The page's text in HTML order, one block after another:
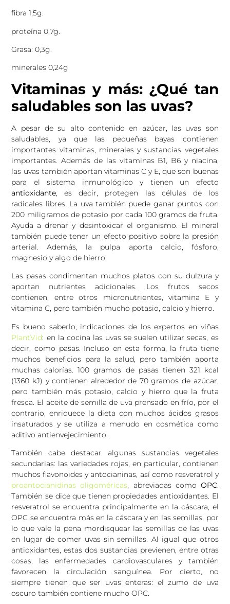
fibra 1,5g.
proteína 0,7g.
Grasa: 0,3g.
minerales 0,24g
Vitaminas y más: ¿Qué tan
saludables son las uvas?
A pesar de su alto contenido en azúcar, las uvas son
saludables, ya que las pequeñas bayas contienen
importantes vitaminas, minerales y sustancias vegetales
importantes. Además de las vitaminas B1, B6 y niacina,
las uvas también aportan vitaminas C y E, que son buenas
para el sistema inmunológico y tienen un efecto
antioxidante, es decir, protegen las células de los
radicales libres. La uva también puede ganar puntos con
200 miligramos de potasio por cada 100 gramos de fruta.
Ayuda a drenar y desintoxicar el organismo. El mineral
también puede tener un efecto positivo sobre la presión
arterial. Además, la pulpa aporta calcio, fósforo,
magnesio y algo de hierro.
Las pasas condimentan muchos platos con su dulzura y
aportan nutrientes adicionales. Los frutos secos
contienen, entre otros micronutrientes, vitamina E y
vitamina C, pero también mucho potasio, calcio y hierro.
Es bueno saberlo, indicaciones de los expertos en viñas
PlantVid: en la cocina las uvas se suelen utilizar secas, es
decir, como pasas. Incluso en esta forma, la fruta tiene
muchos beneficios para la salud, pero también aporta
muchas calorías. 100 gramos de pasas tienen 321 kcal
(1360 kJ) y contienen alrededor de 70 gramos de azúcar,
pero también más potasio, calcio y hierro que la fruta
fresca. El aceite de semilla de uva prensado en frío, por el
contrario, enriquece la dieta con muchos ácidos grasos
insaturados y se utiliza a menudo en cosmética como
aditivo antienvejecimiento.
También cabe destacar algunas sustancias vegetales
secundarias: las variedades rojas, en particular, contienen
muchos flavonoides y antocianinas, así como resveratrol y
proantocianidinas oligoméricas, abreviadas como OPC.
También se dice que tienen propiedades antioxidantes. El
resveratrol se encuentra principalmente en la cáscara, el
OPC se encuentra más en la cáscara y en las semillas, por
lo que vale la pena mordisquear las semillas de las uvas
en lugar de comer uvas sin semillas. Al igual que otros
antioxidantes, estas dos sustancias previenen, entre otras
cosas, las enfermedades cardiovasculares y también
favorecen la circulación sanguínea. Por cierto, no
siempre tienen que ser uvas enteras: el zumo de uva
oscuro también contiene mucho OPC.